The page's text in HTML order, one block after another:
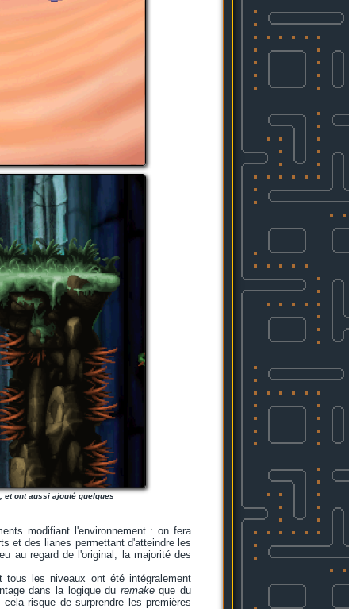
et ont aussi ajouté quelques
modifiant l'environnement : on fera
et des lianes permettant d'atteindre les
au regard de l'original, la majorité des
tous les niveaux ont été intégralement
dans la logique du remakeque du
risque de surprendre les premières